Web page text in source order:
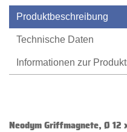
Produktbeschreibung
Technische Daten
Informationen zur
Neodym Griffmagnete, Ø 12